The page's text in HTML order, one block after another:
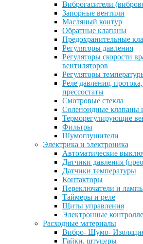
Виброгасители
Запорные вентили
Масляный контур
Обратные клапаны
Предохранительные
Регуляторы давления
Регуляторы скорости
вентиляторов
Регуляторы
Реле давления,
прессостаты
Смотровые стекла
Соленоидные клапаны
Терморегулирующие
Фильтры
Шумоглушители
Электрика и электроника
Автоматические
Датчики давления
Датчики температуры
Контакторы
Переключатели и
Таймеры и реле
Щиты управления
Электронные
Расходные материалы
Вибро- Шумо-
Гайки, штуцеры